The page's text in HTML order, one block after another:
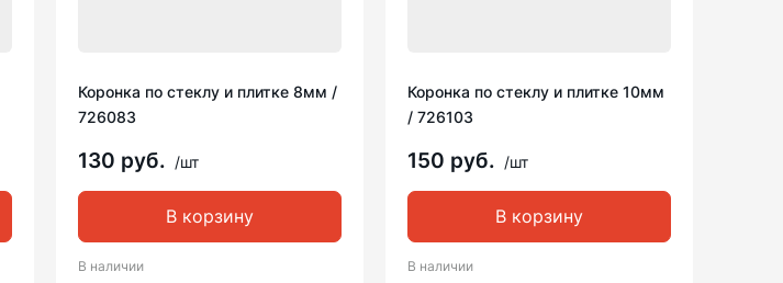
Коронка по стеклу и плитке 8мм /
726083
130 руб. /шт
В корзину
В наличии
Коронка по стеклу и плитке 10мм
/ 726103
150 руб. /шт
В корзину
В наличии